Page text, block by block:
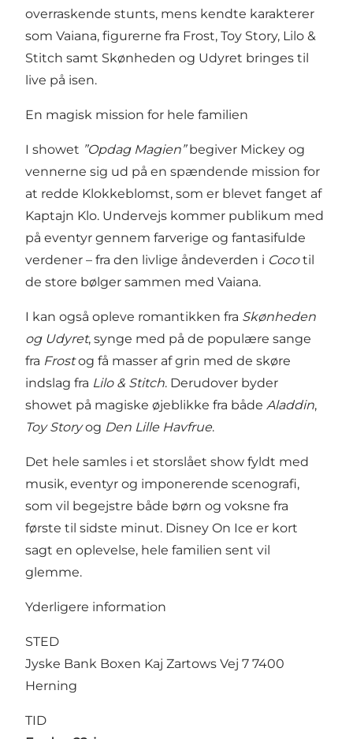
overraskende stunts, mens kendte karakterer
som Vaiana, figurerne fra Frost, Toy Story, Lilo &
Stitch samt Skønheden og Udyret bringes til
live på isen.
En magisk mission for hele familien
I showet ”Opdag Magien”begiver Mickey og
vennerne sig ud på en spændende mission for
at redde Klokkeblomst, som er blevet fanget af
Kaptajn Klo. Undervejs kommer publikum med
på eventyr gennem farverige og fantasifulde
verdener – fra den livlige åndeverden i Cocotil
de store bølger sammen med Vaiana.
I kan også opleve romantikken fra Skønheden
og Udyret, synge med på de populære sange
fra Frostog få masser af grin med de skøre
indslag fra Lilo & Stitch. Derudover byder
showet på magiske øjeblikke fra både Aladdin,
Toy Storyog Den Lille Havfrue.
Det hele samles i et storslået show fyldt med
musik, eventyr og imponerende scenografi,
som vil begejstre både børn og voksne fra
første til sidste minut. Disney On Ice er kort
sagt en oplevelse, hele familien sent vil
glemme.
Yderligere information
STED
Jyske Bank Boxen Kaj Zartows Vej 7 7400
Herning
TID